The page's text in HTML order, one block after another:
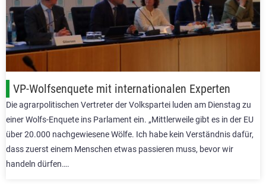
VP-Wolfsenquete mit internationalen Experten
Die agrarpolitischen Vertreter der Volkspartei luden am Dienstag zu
einer Wolfs-Enquete ins Parlament ein. „Mittlerweile gibt es in der EU
über 20.000 nachgewiesene Wölfe. Ich habe kein Verständnis dafür,
dass zuerst einem Menschen etwas passieren muss, bevor wir
handeln dürfen….